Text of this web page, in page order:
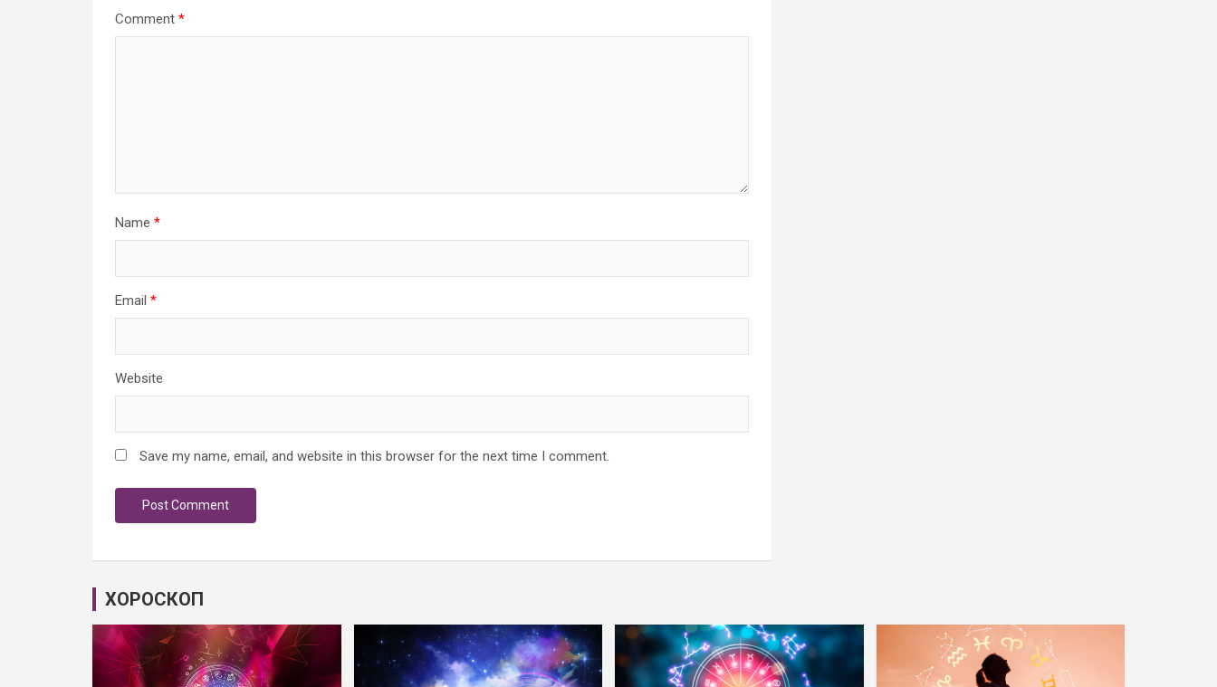
Comment *
Name *
Email *
Website
Save my name, email, and website in this browser for the next time I comment.
ХОРОСКОП